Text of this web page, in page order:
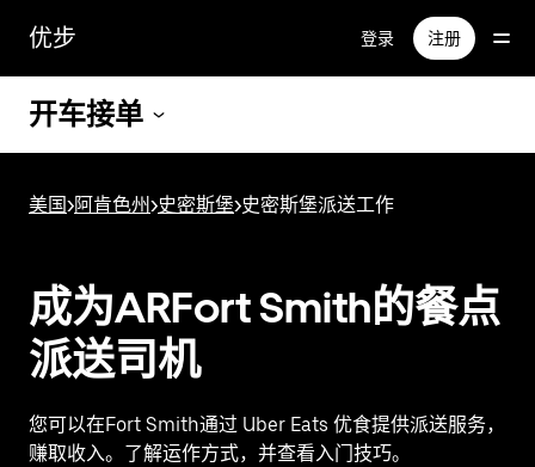
容
优步 登录 注册
开车接单
美国>阿肯色州>史密斯堡>史密斯堡派送工作
成为ARFort Smith的餐点
派送司机
您可以在Fort Smith通过 Uber Eats 优食提供派送服务，
赚取收入。了解运作方式，并查看入门技巧。